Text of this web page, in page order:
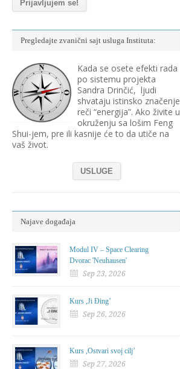
Pregledajte zvanični sajt usluga Instituta:
Kada se osete efekti rada
po sistemu projekta
Sandra Drinčić, ljudi
shvataju istinsko značenje
reči “energija”. Ako živite u
okruženju sa lošim Feng
Shui-jem, pre ili kasnije će to da utiče na
vaš život.
USLUGE
Najave događaja
Modul IV – Space Clearing
Dvorac 'Neuhausen'
Sep 23, 2026
Kurs ,Ji Đing’
Sep 26, 2026
Kurs ,Ostvari svoj cilj’
Sep 27, 2026